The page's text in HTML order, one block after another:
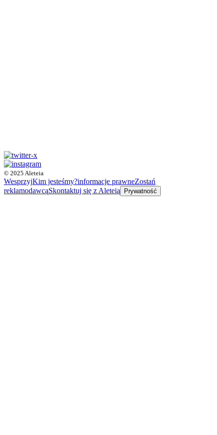
© 2025 Aleteia
WesprzyjKim jesteśmy?informacje prawneZostań
reklamodawcąSkontaktuj się z Aleteią Prywatność